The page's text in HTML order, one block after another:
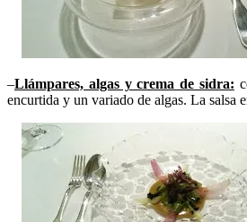
–Llámpares, algas y crema de sidra:
encurtida y un variado de algas. La salsa